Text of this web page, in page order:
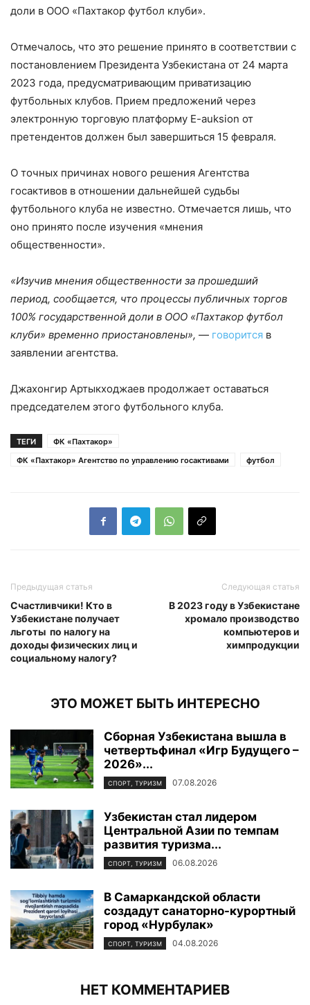
доли в ООО «Пахтакор футбол клуби».
Отмечалось, что это решение принято в соответствии с
постановлением Президента Узбекистана от 24 марта
2023 года, предусматривающим приватизацию
футбольных клубов. Прием предложений через
электронную торговую платформу E-auksion от
претендентов должен был завершиться 15 февраля.
О точных причинах нового решения Агентства
госактивов в отношении дальнейшей судьбы
футбольного клуба не известно. Отмечается лишь, что
оно принято после изучения «мнения
общественности».
«Изучив мнения общественности за прошедший
период, сообщается, что процессы публичных торгов
100% государственной доли в ООО «Пахтакор футбол
клуби» временно приостановлены», — говорится в
заявлении агентства.
Джахонгир Артыкходжаев продолжает оставаться
председателем этого футбольного клуба.
ТЕГИ
ФК «Пахтакор»
ФК «Пахтакор» Агентство по управлению госактивами
футбол
Предыдущая статья
Счастливчики! Кто в
Узбекистане получает
льготы по налогу на
доходы физических лиц и
социальному налогу?
Следующая статья
В 2023 году в Узбекистане
хромало производство
компьютеров и
химпродукции
ЭТО МОЖЕТ БЫТЬ ИНТЕРЕСНО
Сборная Узбекистана вышла в
четвертьфинал «Игр Будущего –
2026»...
СПОРТ, ТУРИЗМ 07.08.2026
Узбекистан стал лидером
Центральной Азии по темпам
развития туризма...
СПОРТ, ТУРИЗМ 06.08.2026
В Самаркандской области
создадут санаторно-курортный
город «Нурбулак»
СПОРТ, ТУРИЗМ 04.08.2026
НЕТ КОММЕНТАРИЕВ